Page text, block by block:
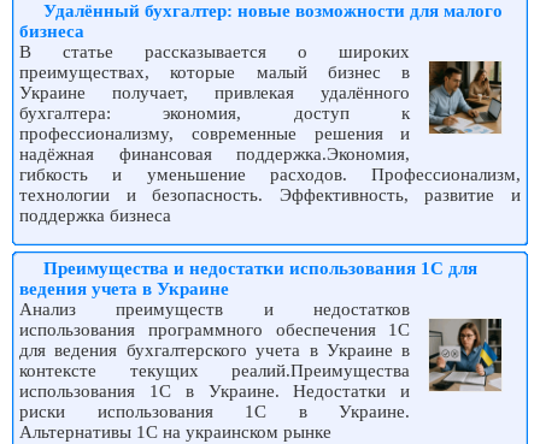
Удалённый бухгалтер: новые возможности для малого
бизнеса
В статье рассказывается о широких
преимуществах, которые малый бизнес в
Украине получает, привлекая удалённого
бухгалтера: экономия, доступ к
профессионализму, современные решения и
надёжная финансовая поддержка.Экономия,
гибкость и уменьшение расходов. Профессионализм,
технологии и безопасность. Эффективность, развитие и
поддержка бизнеса
Преимущества и недостатки использования 1С для
ведения учета в Украине
Анализ преимуществ и недостатков
использования программного обеспечения 1С
для ведения бухгалтерского учета в Украине в
контексте текущих реалий.Преимущества
использования 1С в Украине. Недостатки и
риски использования 1С в Украине.
Альтернативы 1С на украинском рынке